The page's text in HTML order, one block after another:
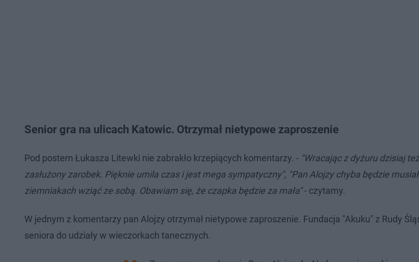
Senior gra na ulicach Katowic. Otrzymał nietypowe zaproszenie
Pod postem Łukasza Litewki nie zabrakło krzepiących komentarzy. - "Wracając z dyżuru dzisiaj
zasłużony zarobek. Pięknie umila czas i jest mega sympatyczny", "Pan Alojzy chyba będzie
ziemniakach wziąć ze sobą. Obawiam się, że czapka będzie za mała"- czytamy.
W jednym z komentarzy pan Alojzy otrzymał nietypowe zaproszenie. Fundacja "Akuku" z Rudy
seniora do udziały w wieczorkach tanecznych.